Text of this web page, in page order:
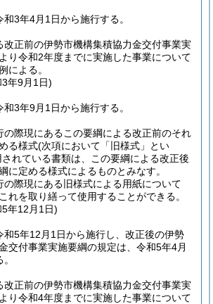
和3年4月1日から施行する。
改正前の伊勢市機構集積協力金交付事業実
り令和2年度までに実施した事業について
による。
年9月1日)
和3年9月1日から施行する。
の際現にあるこの要綱による改正前のそれ
る様式(次項において「旧様式」とい
れている書類は、この要綱による改正後
に定める様式によるものとみなす。
の際現にある旧様式による用紙について
れを取り繕って使用することができる。
5年12月1日)
和5年12月1日から施行し、改正後の伊勢
交付事業実施要綱の規定は、令和5年4月
改正前の伊勢市機構集積協力金交付事業実
り令和4年度までに実施した事業について